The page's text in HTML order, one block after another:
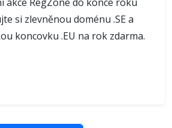
si zlevněnou doménu .SE a
koncovku .EU na rok zdarma.